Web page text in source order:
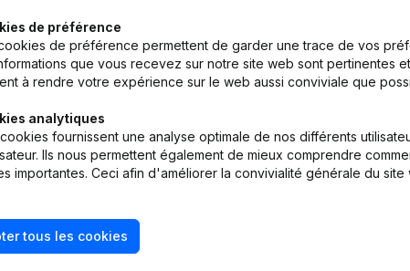
Rubrique Restructuration (Fusion, Scission, Transfert
Rubrique Constitution (Nouvelle Personne Morale,
posées
de préférence
de préférence permettent de garder une trace de vos
que vous recevez sur notre site web sont pertinentes
à rendre votre expérience sur le web aussi conviviale que
analytiques
fournissent une analyse optimale de nos différents
Ils nous permettent également de mieux comprendre
importantes. Ceci afin d'améliorer la convivialité générale du site
tous les cookies